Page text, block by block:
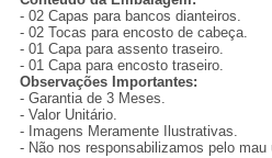
- 02 Capas para bancos dianteiros.
- 02 Tocas para encosto de cabeça.
- 01 Capa para assento traseiro.
- 01 Capa para encosto traseiro.
Observações Importantes:
- Garantia de 3 Meses.
- Valor Unitário.
- Imagens Meramente Ilustrativas.
- Não nos responsabilizamos pelo mau